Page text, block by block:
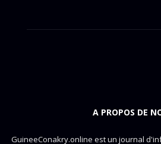
A PROPOS DE
GuineeConakry.online est un journal